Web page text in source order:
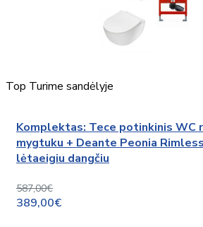
Top Turime sandėlyje
Komplektas: Tece potinkinis WC
mygtuku + Deante Peonia
lėtaeigiu dangčiu
587,00€
389,00€